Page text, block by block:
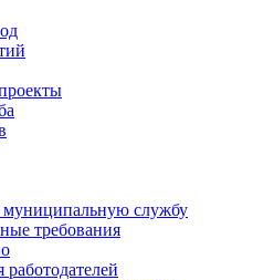
муниципальную службу
требования